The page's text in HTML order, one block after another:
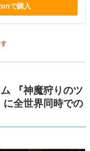
で購入
『神魔狩りのツ
全世界同時での